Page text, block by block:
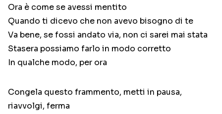
Ora è come se avessi mentito
Quando ti dicevo che non avevo bisogno di te
Va bene, se fossi andato via, non ci sarei mai stata
Stasera possiamo farlo in modo corretto
In qualche modo, per ora
Congela questo frammento, metti in pausa,
riavvolgi, ferma